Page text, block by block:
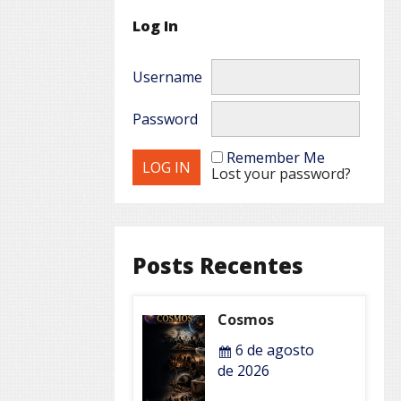
Log In
Username
Password
Remember Me
Lost your password?
Posts Recentes
Cosmos
6 de agosto
de 2026